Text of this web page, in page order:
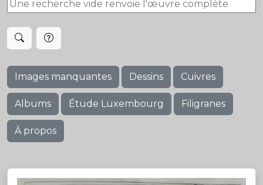
Images manquantes Dessins Cuivres
Albums Étude Luxembourg Filigranes
À propos